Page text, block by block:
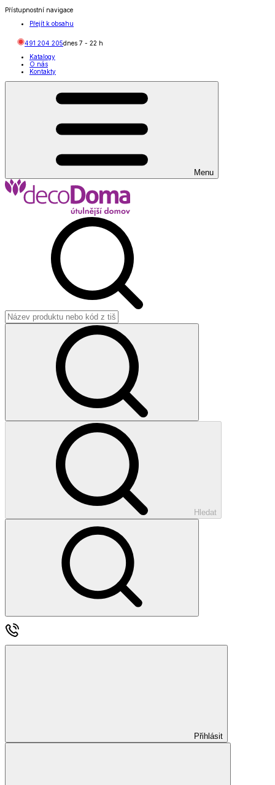
Přístupnostní navigace
Přejít k obsahu
491 204 205dnes 7 - 22 h
Katalogy
O nás
Kontakty
Menu
Hledat
Přihlásit